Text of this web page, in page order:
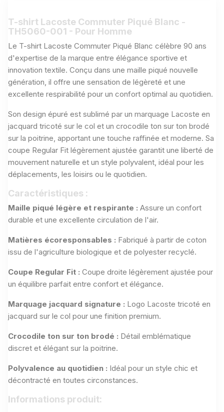
T-shirt Lacoste Commuter Piqué Blanc -
TH5060-001 - Pour Homme
Le T-shirt Lacoste Commuter Piqué Blanc célèbre 90 ans
d'expertise de la marque entre élégance sportive et
innovation textile. Conçu dans une maille piqué nouvelle
génération, il offre une sensation de légèreté et une
excellente respirabilité pour un confort optimal au quotidien.
Son design épuré est sublimé par un marquage Lacoste en
jacquard tricoté sur le col et un crocodile ton sur ton brodé
sur la poitrine, apportant une touche raffinée et moderne. Sa
coupe Regular Fit légèrement ajustée garantit une liberté de
mouvement naturelle et un style polyvalent, idéal pour les
déplacements, les loisirs ou le quotidien.
Caractéristiques :
Maille piqué légère et respirante : Assure un confort
durable et une excellente circulation de l'air.
Matières écoresponsables : Fabriqué à partir de coton
issu de l'agriculture biologique et de polyester recyclé.
Coupe Regular Fit : Coupe droite légèrement ajustée pour
un équilibre parfait entre confort et élégance.
Marquage jacquard signature : Logo Lacoste tricoté en
jacquard sur le col pour une finition premium.
Crocodile ton sur ton brodé : Détail emblématique
discret et élégant sur la poitrine.
Polyvalence au quotidien : Idéal pour un style chic et
décontracté en toutes circonstances.
Informations produit: